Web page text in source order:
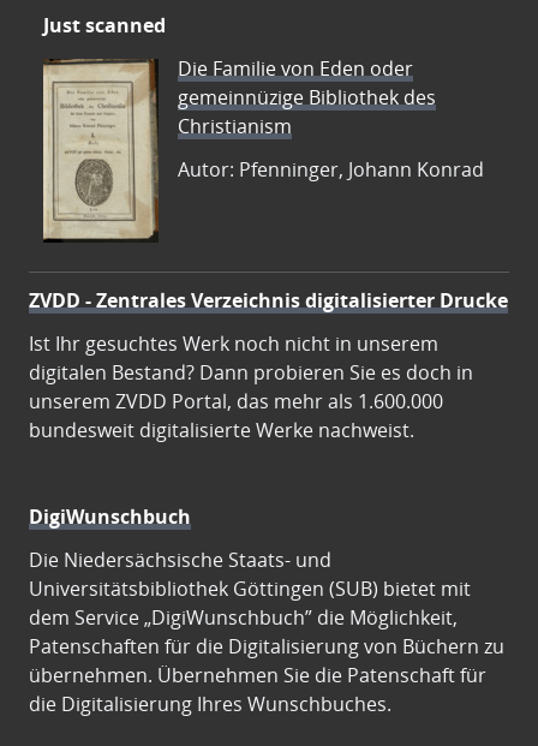
Just scanned
Die Familie von Eden oder
gemeinnüzige Bibliothek des
Christianism
Autor: Pfenninger, Johann Konrad
ZVDD - Zentrales Verzeichnis digitalisierter Drucke
Ist Ihr gesuchtes Werk noch nicht in unserem
digitalen Bestand? Dann probieren Sie es doch in
unserem ZVDD Portal, das mehr als 1.600.000
bundesweit digitalisierte Werke nachweist.
DigiWunschbuch
Die Niedersächsische Staats- und
Universitätsbibliothek Göttingen (SUB) bietet mit
dem Service „DigiWunschbuch” die Möglichkeit,
Patenschaften für die Digitalisierung von Büchern zu
übernehmen. Übernehmen Sie die Patenschaft für
die Digitalisierung Ihres Wunschbuches.